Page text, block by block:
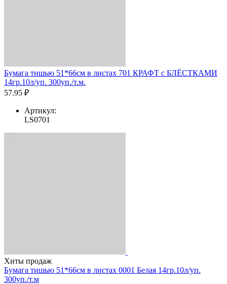
Бумага тишью 51*66см в листах 701 КРАФТ с БЛЁСТКАМИ
14гр.10л/уп. 300уп./т.м.
57.95 ₽
Артикул:
LS0701
Хиты продаж
Бумага тишью 51*66см в листах 0001 Белая 14гр.10л/уп.
300уп./т.м